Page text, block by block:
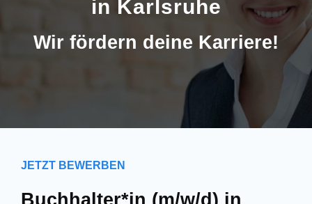
in Karlsruhe
Wir fördern deine Karriere!
JETZT BEWERBEN
Buchhalter*in (m/w/d) in